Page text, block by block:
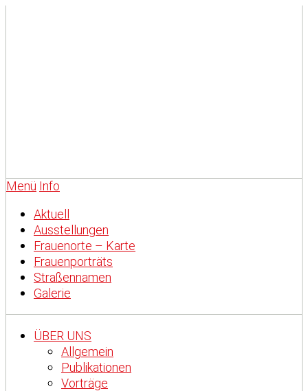
Menü Info
Aktuell
Ausstellungen
Frauenorte – Karte
Frauenporträts
Straßennamen
Galerie
ÜBER UNS
Allgemein
Publikationen
Vorträge